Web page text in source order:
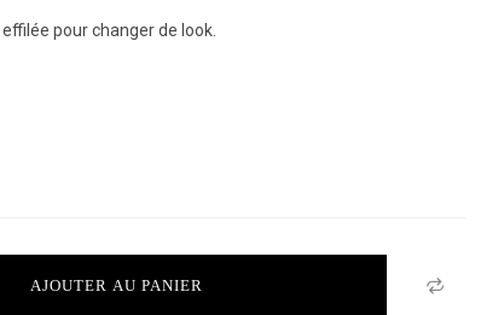
pour changer de look.
AJOUTER AU PANIER